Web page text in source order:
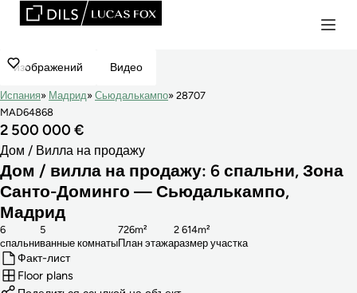
изображений Видео
Испания Мадрид Сьюдалькампо
28707
MAD64868
2 500 000 €
Дом / Вилла на продажу
Дом / вилла на продажу: 6 спальни, Зона
Санто-Доминго — Сьюдалькампо,
Мадрид
cпальни
6
ванные комнаты
5
План этажа
726m²
размер участка
2 614m²
Факт-лист
Floor plans